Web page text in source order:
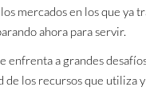
mercados en los que ya
ahora para servir.
enfrenta a grandes
de los recursos que utiliza